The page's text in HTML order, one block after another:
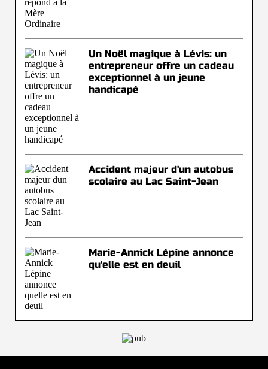
Un Noël magique à Lévis: un
entrepreneur offre un cadeau
exceptionnel à un jeune
handicapé
Accident majeur d'un autobus
scolaire au Lac Saint-Jean
Marie-Annick Lépine annonce
qu'elle est en deuil